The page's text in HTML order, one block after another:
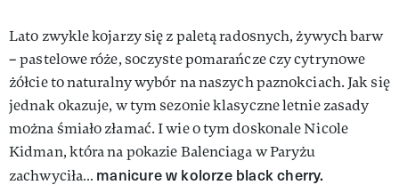
Lato zwykle kojarzy się z paletą radosnych, żywych barw
– pastelowe róże, soczyste pomarańcze czy cytrynowe
żółcie to naturalny wybór na naszych paznokciach. Jak się
jednak okazuje, w tym sezonie klasyczne letnie zasady
można śmiało złamać. I wie o tym doskonale Nicole
Kidman, która na pokazie Balenciaga w Paryżu
zachwyciła… manicure w kolorze black cherry.